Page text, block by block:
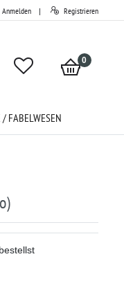
Anmelden | Registrieren
0
/ FABELWESEN
bestellst